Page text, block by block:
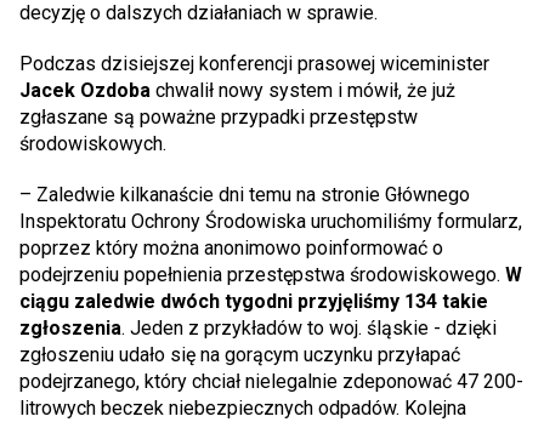
decyzję o dalszych działaniach w sprawie.
Podczas dzisiejszej konferencji prasowej wiceminister
Jacek Ozdoba chwalił nowy system i mówił, że już
zgłaszane są poważne przypadki przestępstw
środowiskowych.
– Zaledwie kilkanaście dni temu na stronie Głównego
Inspektoratu Ochrony Środowiska uruchomiliśmy formularz,
poprzez który można anonimowo poinformować o
podejrzeniu popełnienia przestępstwa środowiskowego. W
ciągu zaledwie dwóch tygodni przyjęliśmy 134 takie
zgłoszenia. Jeden z przykładów to woj. śląskie - dzięki
zgłoszeniu udało się na gorącym uczynku przyłapać
podejrzanego, który chciał nielegalnie zdeponować 47 200-
litrowych beczek niebezpiecznych odpadów. Kolejna